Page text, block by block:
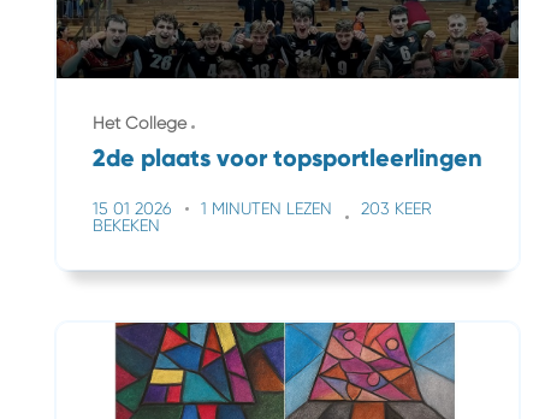
Het College
2de plaats voor topsportleerlingen
15 01 2026 1 MINUTEN LEZEN
203 KEER
BEKEKEN